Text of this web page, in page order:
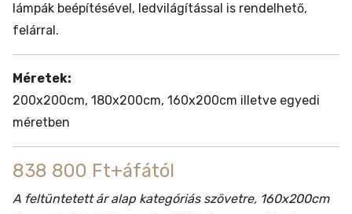
lámpák beépítésével, ledvilágítással is rendelhető,
felárral.
Méretek:
200x200cm, 180x200cm, 160x200cm illetve egyedi
méretben
838 800 Ft+áfától
A feltüntetett ár alap kategóriás szövetre, 160x200cm